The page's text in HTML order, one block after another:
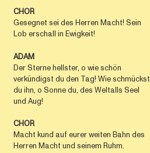
CHOR
Gesegnet sei des Herren Macht! Sein
Lob erschall in Ewigkeit!
ADAM
Der Sterne hellster, o wie schön
verkündigst du den Tag! Wie schmückst
du ihn, o Sonne du, des Weltalls Seel
und Aug!
CHOR
Macht kund auf eurer weiten Bahn des
Herren Macht und seinem Ruhm.